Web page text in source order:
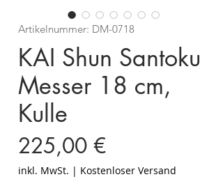
Artikelnummer: DM-0718
KAI Shun Santoku
Messer 18 cm,
Kulle
225,00 €Preis
inkl. MwSt. | Kostenloser Versand